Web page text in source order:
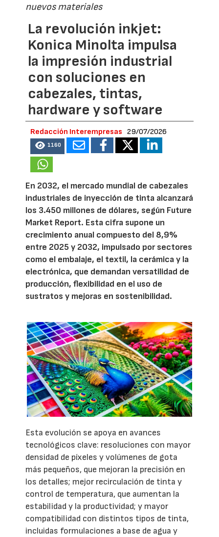
nuevos materiales
La revolución inkjet:
Konica Minolta impulsa
la impresión industrial
con soluciones en
cabezales, tintas,
hardware y software
Redacción Interempresas 29/07/2026
1160
En 2032, el mercado mundial de cabezales
industriales de inyección de tinta alcanzará
los 3.450 millones de dólares, según Future
Market Report. Esta cifra supone un
crecimiento anual compuesto del 8,9%
entre 2025 y 2032, impulsado por sectores
como el embalaje, el textil, la cerámica y la
electrónica, que demandan versatilidad de
producción, flexibilidad en el uso de
sustratos y mejoras en sostenibilidad.
Esta evolución se apoya en avances
tecnológicos clave: resoluciones con mayor
densidad de píxeles y volúmenes de gota
más pequeños, que mejoran la precisión en
los detalles; mejor recirculación de tinta y
control de temperatura, que aumentan la
estabilidad y la productividad; y mayor
compatibilidad con distintos tipos de tinta,
incluidas formulaciones a base de agua y